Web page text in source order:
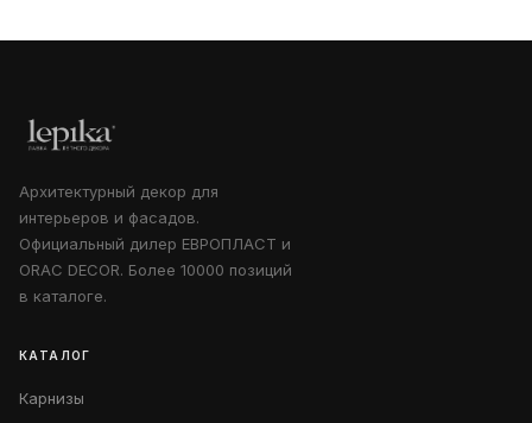
Архитектурный декор для
интерьеров и фасадов.
Официальный дилер ЕВРОПЛАСТ и
ORAC DECOR. Более 10000 позиций
в каталоге.
КАТАЛОГ
Карнизы